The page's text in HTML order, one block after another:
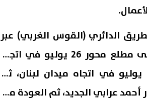
الدائري (القوس الغربي) عبر
محور المهندس شريف إسماعيل والمتجهة إلى مطلع محور 26 يوليو في اتجاه
مدينة الشيخ زايد، تتجه إلى مطلع محور 26 يوليو في اتجاه ميدان لبنان، ثم
مطلع محور أحمد عرابي الجديد، ثم العودة مرة